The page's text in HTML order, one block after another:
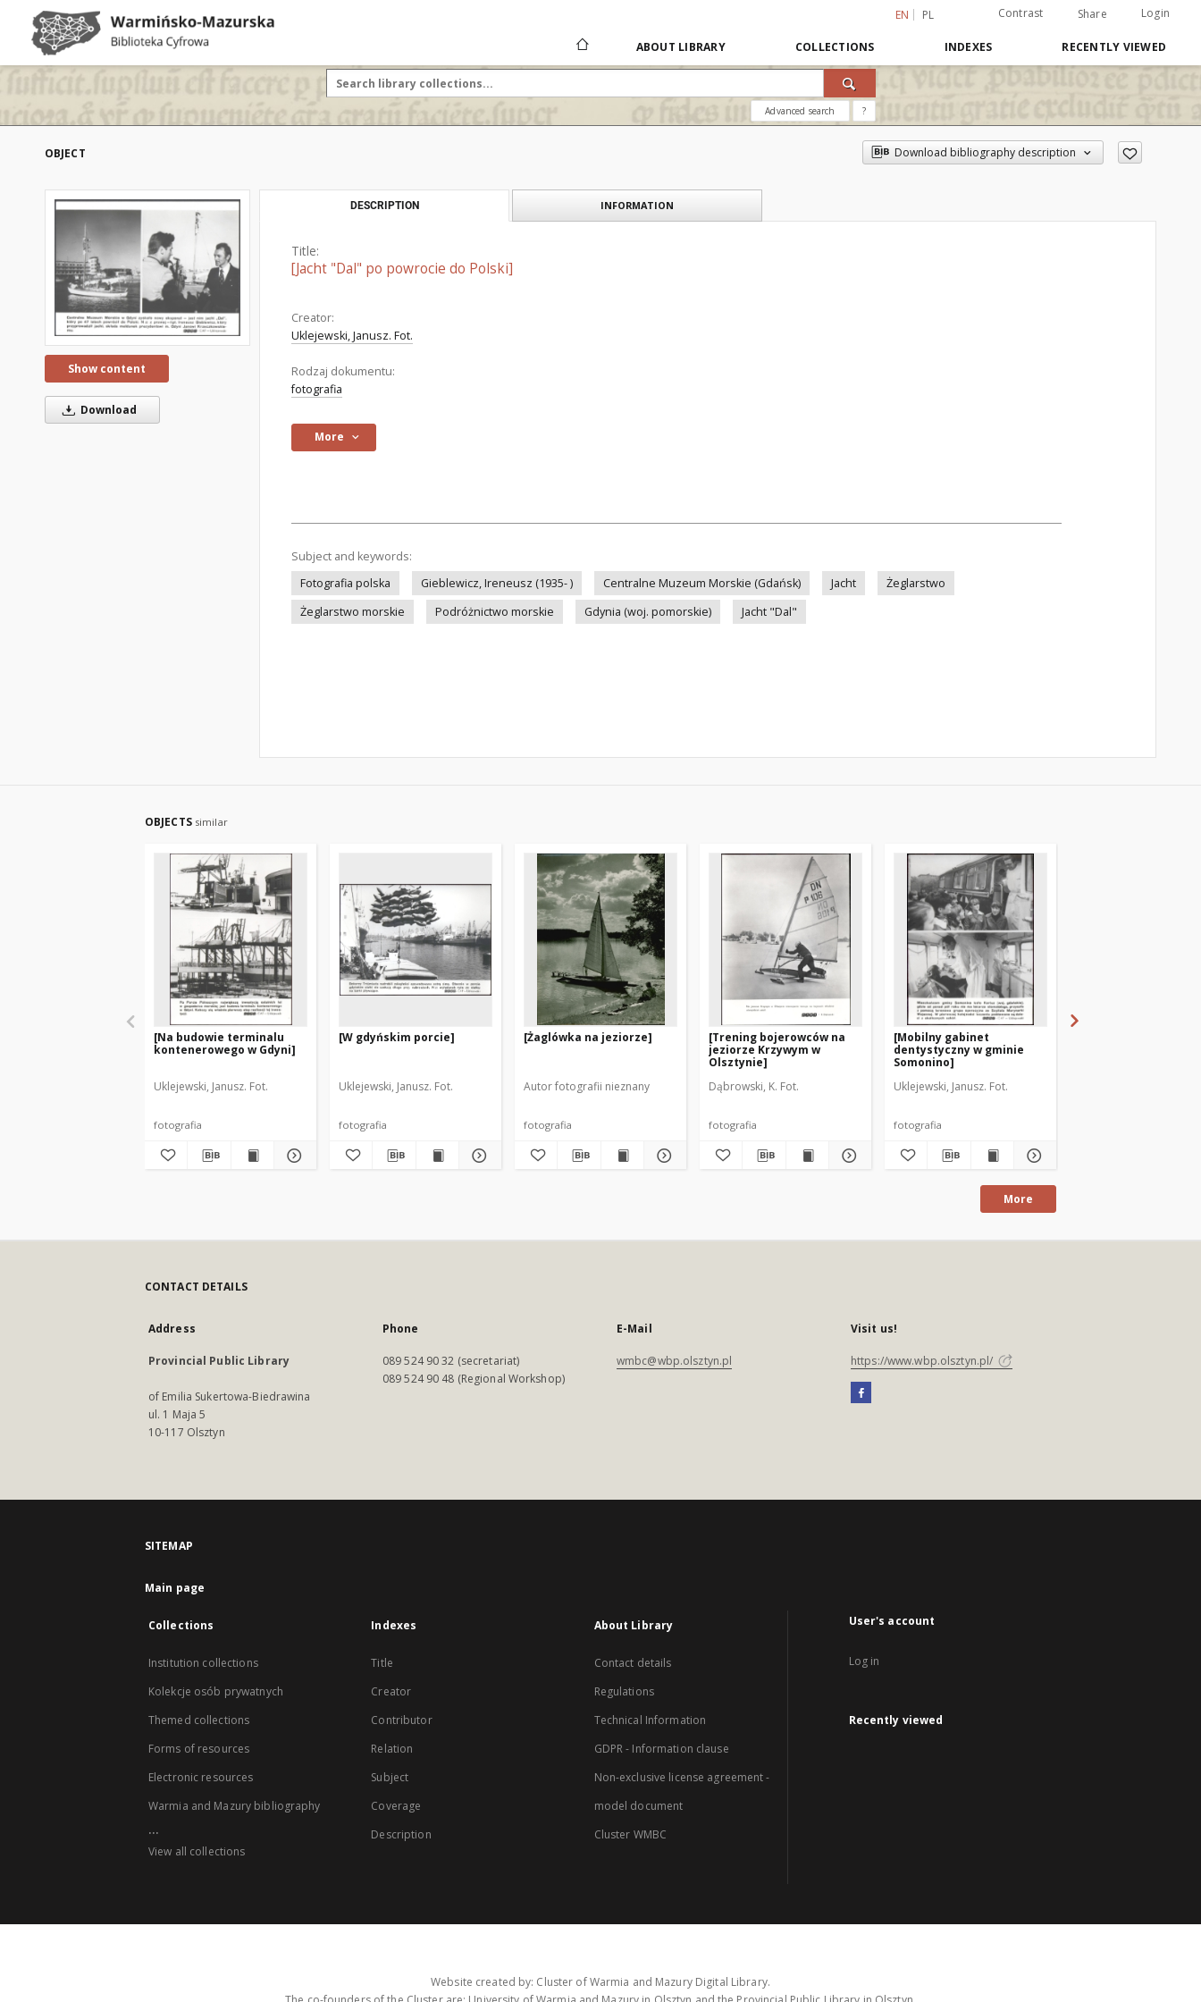
EN PL Contrast Share Login
ABOUT LIBRARY COLLECTIONS INDEXES RECENTLY VIEWED
Advanced search ?
OBJECT Download bibliography description
Show content
Download
DESCRIPTION INFORMATION
Title:
[Jacht "Dal" po powrocie do Polski]
Creator:
Uklejewski, Janusz. Fot.
Rodzaj dokumentu:
fotografia
More
Subject and keywords:
Fotografia polska
Gieblewicz, Ireneusz (1935- ) Centralne Muzeum Morskie (Gdańsk) Jacht
Żeglarstwo
Żeglarstwo morskie
Podróżnictwo morskie Gdynia (woj. pomorskie) Jacht "Dal"
OBJECTS similar
[Na budowie terminalu
kontenerowego w Gdyni]
Uklejewski, Janusz. Fot.
fotografia
[W gdyńskim porcie]
Uklejewski, Janusz. Fot.
fotografia
[Żaglówka na jeziorze]
Autor fotografii nieznany
fotografia
[Trening bojerowców na
jeziorze Krzywym w
Olsztynie]
Dąbrowski, K. Fot.
fotografia
[Mobilny gabinet
dentystyczny w gminie
Somonino]
Uklejewski, Janusz. Fot.
fotografia
More
CONTACT DETAILS
Address
Provincial Public Library
of Emilia Sukertowa-Biedrawina
ul. 1 Maja 5
10-117 Olsztyn
Phone
089 524 90 32 (secretariat)
089 524 90 48 (Regional Workshop)
E-Mail
wmbc@wbp.olsztyn.pl
Visit us!
https://www.wbp.olsztyn.pl/
SITEMAP
Main page
Collections
Institution collections
Kolekcje osób prywatnych
Themed collections
Forms of resources
Electronic resources
Warmia and Mazury bibliography
...
View all collections
Indexes
Title
Creator
Contributor
Relation
Subject
Coverage
Description
About Library
Contact details
Regulations
Technical Information
GDPR - Information clause
Non-exclusive license agreement -
model document
Cluster WMBC
User's account
Log in
Recently viewed
Website created by: Cluster of Warmia and Mazury Digital Library.